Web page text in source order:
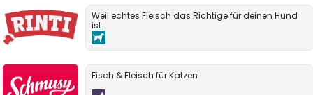
Weil echtes Fleisch das Richtige für deinen Hund
ist.
Fisch & Fleisch für Katzen